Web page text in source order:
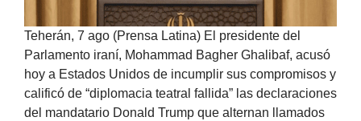
Teherán, 7 ago (Prensa Latina) El presidente del
Parlamento iraní, Mohammad Bagher Ghalibaf, acusó
hoy a Estados Unidos de incumplir sus compromisos y
calificó de “diplomacia teatral fallida” las declaraciones
del mandatario Donald Trump que alternan llamados